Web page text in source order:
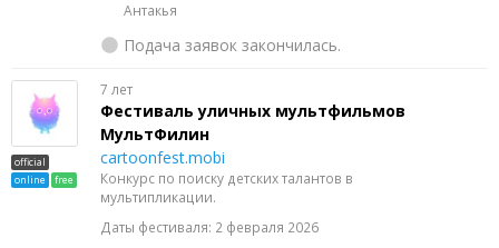
Антакья
Подача заявок закончилась.
official
online
free
7 лет
Фестиваль уличных мультфильмов
МультФилин
cartoonfest.mobi
Конкурс по поиску детских талантов в
мультипликации.
Даты фестиваля: 2 февраля 2026